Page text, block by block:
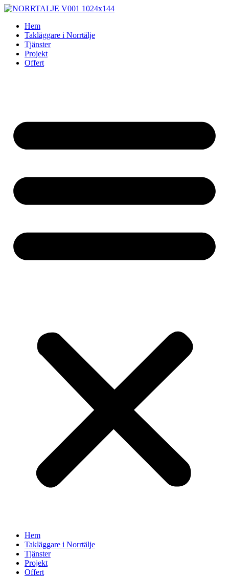
Skip
contentHem
Takläggare i Norrtälje
Tjänster
Projekt
Offert
Hem
Takläggare i Norrtälje
Tjänster
Projekt
Offert